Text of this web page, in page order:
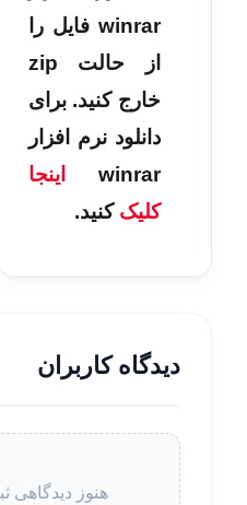
winrar فایل را
از حالت zip
خارج کنید. برای
دانلود نرم افزار
winrar
اینجا
کلیک کنید.
دیدگاه کاربران
هنوز